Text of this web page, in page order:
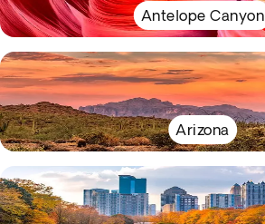
Antelope Canyon
Arizona